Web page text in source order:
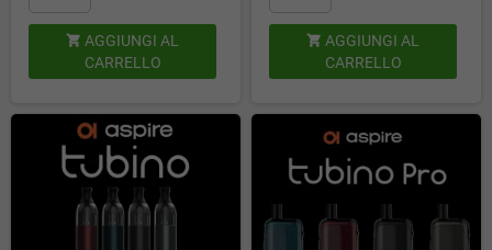
 AGGIUNGI AL
CARRELLO
 AGGIUNGI AL
CARRELLO